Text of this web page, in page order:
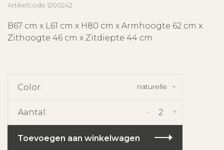
Artikelcode 1200242
B67 cm x L61 cm x H80 cm x Armhoogte 62 cm x
Zithoogte 46 cm x Zitdiepte 44 cm
Color: naturelle
Aantal: +
-
Toevoegen aan winkelwagen